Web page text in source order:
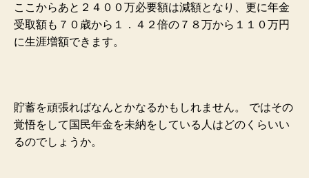
ここからあと２４００万必要額は減額となり、更に年金
受取額も７０歳から１．４２倍の７８万から１１０万円
に生涯増額できます。
貯蓄を頑張ればなんとかなるかもしれません。
ではその
覚悟をして国民年金を未納をしている人はどのくらいい
るのでしょうか。